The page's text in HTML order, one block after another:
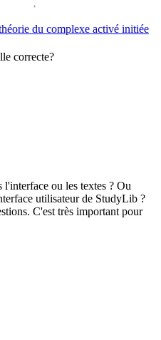
du complexe activé initiée
correcte?
l'interface ou les textes ? Ou
utilisateur de StudyLib ?
C'est très important pour